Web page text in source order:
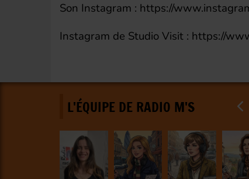
Son Instagram : https://
Instagram de Studio Visit : https://
L'ÉQUIPE DE RADIO M'S